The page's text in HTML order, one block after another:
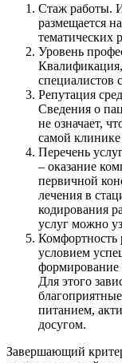
Стаж работы.
размещается
тематических
Уровень
специалистов
Репутация
Сведения о
не означает,
самой клинике
Перечень
– оказание
первичной
лечения в
кодирования
услуг можно
условием
формирование
Для этого
питанием,
досугом.
Завершающий